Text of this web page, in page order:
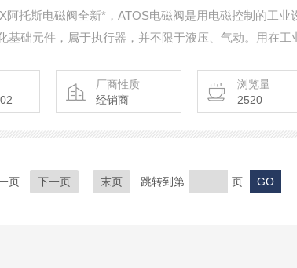
阿托斯电磁阀全新*，ATOS电磁阀是用电磁控制的工业
基础元件，属于执行器，并不限于液压、气动。用在工
度和灵活性都能够保证。
厂商性质
经销商
浏览量
2520
页 下一页 末页 跳转到第 页